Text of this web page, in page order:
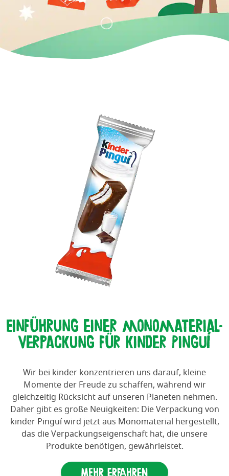
Einführung einer monomaterial-
Verpackung für kinder Pinguí
Wir bei kinder konzentrieren uns darauf, kleine
Momente der Freude zu schaffen, während wir
gleichzeitig Rücksicht auf unseren Planeten nehmen.
Daher gibt es große Neuigkeiten: Die Verpackung von
kinderPinguí wird jetzt aus Monomaterial hergestellt,
das die Verpackungseigenschaft hat, die unsere
Produkte benötigen, gewährleistet.
Mehr erfahren